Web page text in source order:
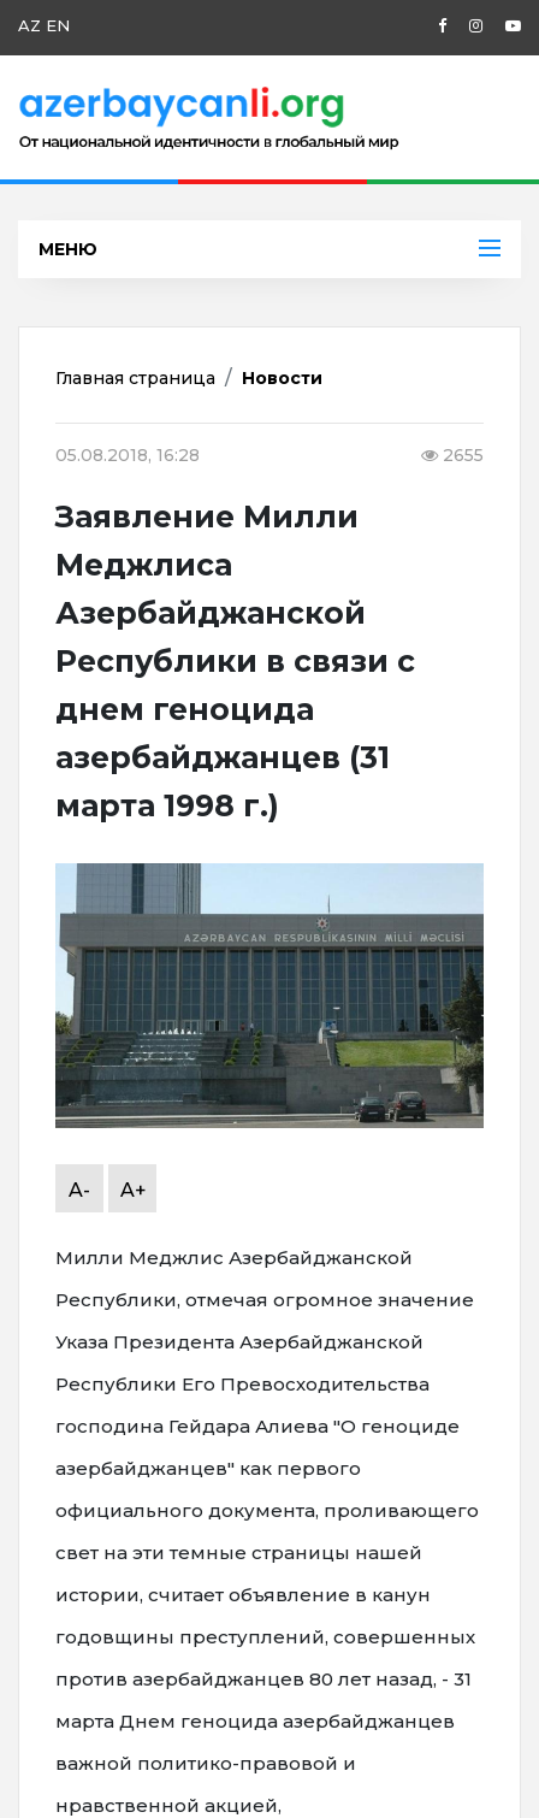
AZ EN
МЕНЮ
Главная страница Новости
05.08.2018, 16:28 2655
Заявление Милли
Меджлиса
Азербайджанской
Республики в связи с
днем геноцида
азербайджанцев (31
марта 1998 г.)
A- A+
Милли Меджлис Азербайджанской
Республики, отмечая огромное значение
Указа Президента Азербайджанской
Республики Его Превосходительства
господина Гейдара Алиева "О геноциде
азербайджанцев" как первого
официального документа, проливающего
свет на эти темные страницы нашей
истории, считает объявление в канун
годовщины преступлений, совершенных
против азербайджанцев 80 лет назад, - 31
марта Днем геноцида азербайджанцев
важной политико-правовой и
нравственной акцией,